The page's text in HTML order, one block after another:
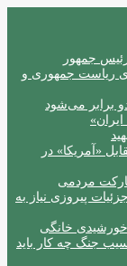
جمهور
ریاست جمهوری و
برابر می‌شود
مقابل «آمریکا» در
مردمی
پیروزی نیاز به
خورشیدی خانگی
جنگ چه کار باید